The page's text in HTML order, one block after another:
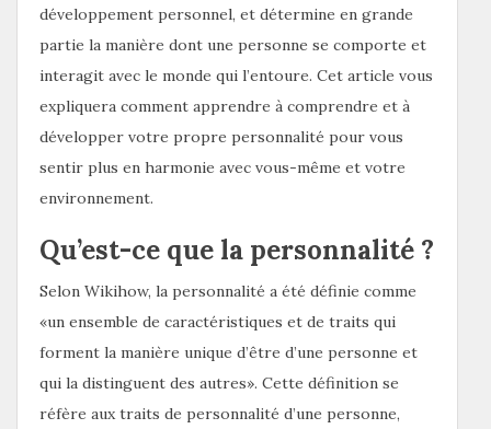
développement personnel, et détermine en grande
partie la manière dont une personne se comporte et
interagit avec le monde qui l’entoure. Cet article vous
expliquera comment apprendre à comprendre et à
développer votre propre personnalité pour vous
sentir plus en harmonie avec vous-même et votre
environnement.
Qu’est-ce que la personnalité ?
Selon Wikihow, la personnalité a été définie comme
«un ensemble de caractéristiques et de traits qui
forment la manière unique d’être d’une personne et
qui la distinguent des autres». Cette définition se
réfère aux traits de personnalité d’une personne,